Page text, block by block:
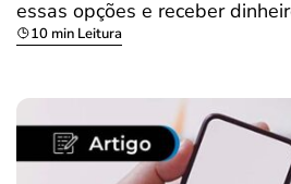
essas opções e receber
10 min Leitura